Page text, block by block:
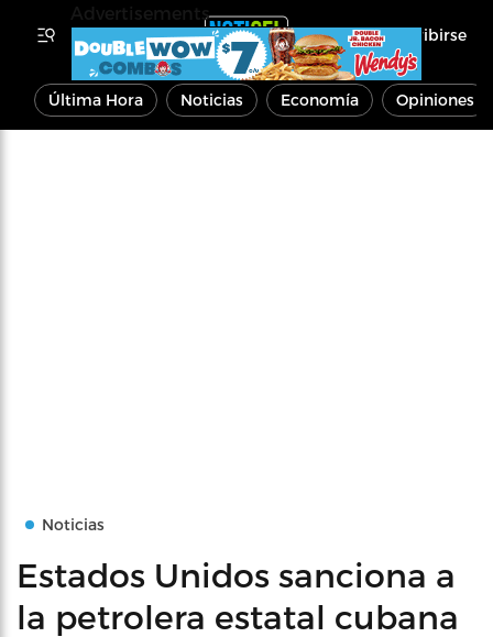
Inscribirse
Última Hora Noticias Economía Opiniones
Noticias
Estados Unidos sanciona a
la petrolera estatal cubana
Advertisements